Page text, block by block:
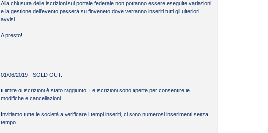
Alla chiusura delle iscrizioni sul portale federale non potranno essere eseguite variazioni
e la gestione dell'evento passerà su finveneto dove verranno inseriti tutti gli ulteriori
avvisi.
A presto!
-------------------------
01/06/2019 - SOLD OUT.
Il limite di iscrizioni è stato raggiunto. Le iscrizioni sono aperte per consentire le
modifiche e cancellazioni.
Invitiamo tutte le società a verificare i tempi inseriti, ci sono numerosi inserimenti senza
tempo.
da scaricare Tipo Peso